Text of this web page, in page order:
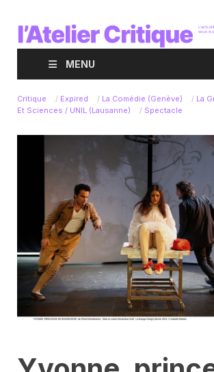
MENU
Critique / Expired / La Comédie (Genève) / La
Et Sciences / UNIL (Lausanne)
/ Spectacle